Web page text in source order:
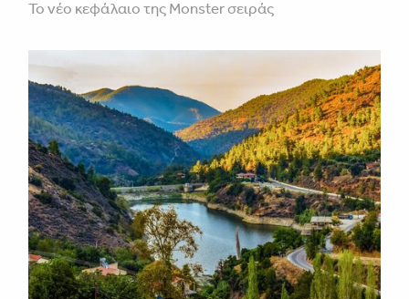
Το νέο κεφάλαιο της Monster σειράς